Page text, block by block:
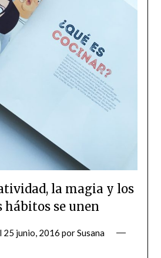
la magia y los
hábitos se unen
25 junio, 2016 porSusana